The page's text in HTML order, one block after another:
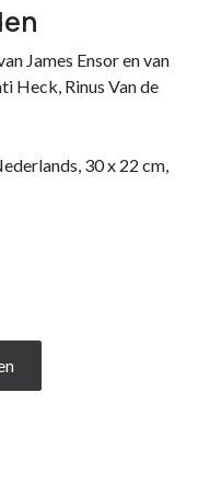
James Ensor en van
Heck, Rinus Van de
30 x 22 cm,